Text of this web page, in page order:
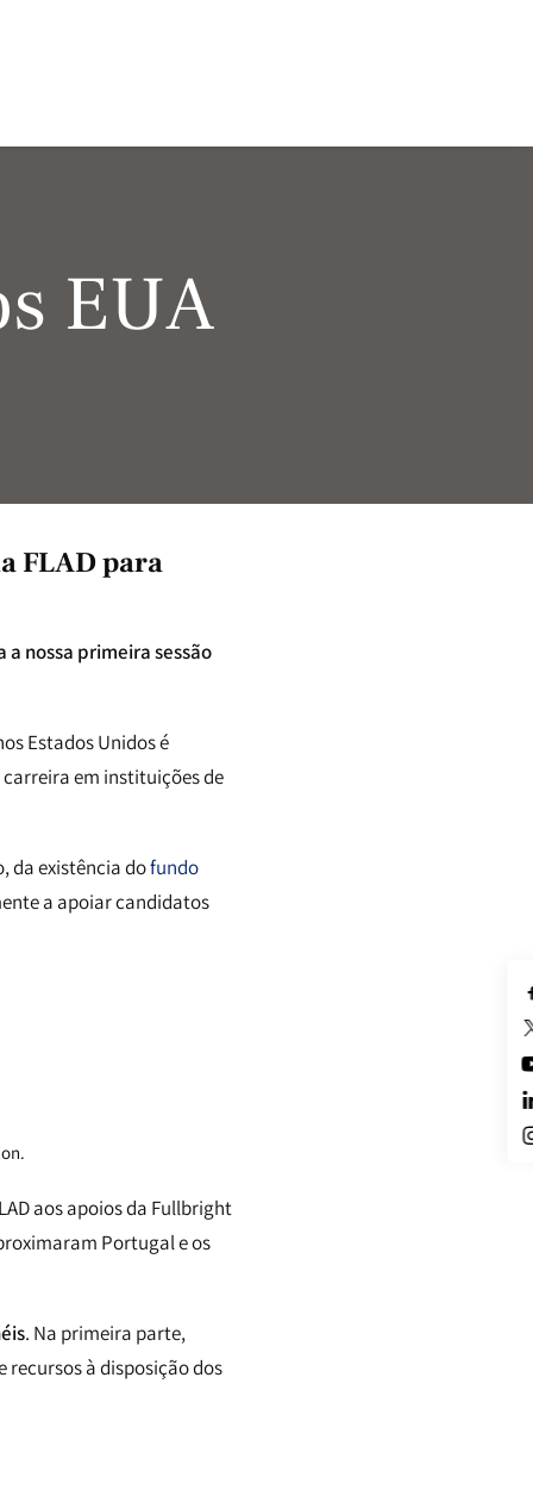
EUA
FLAD para
a nossa primeira sessão
Estados Unidos é
em instituições de
da existência dofundo
a apoiar candidatos
aos apoios da Fullbright
Portugal e os
. Na primeira parte,
recursos à disposição dos